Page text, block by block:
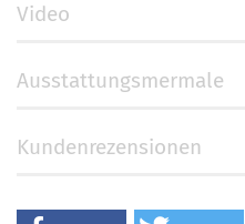
Video
Ausstattungsmermale
Kundenrezensionen